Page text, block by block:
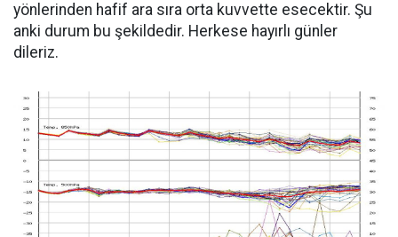
yönlerinden hafif ara sıra orta kuvvette esecektir. Şu
anki durum bu şekildedir. Herkese hayırlı günler
dileriz.